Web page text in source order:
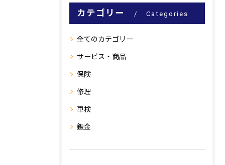
カテゴリー Categories
全てのカテゴリー
サービス・商品
保険
修理
車検
鈑金